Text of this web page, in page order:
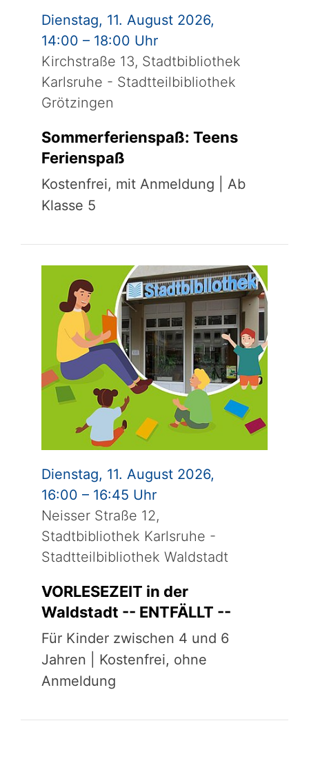
Dienstag, 11. August 2026,
14:00 – 18:00 Uhr
Kirchstraße 13, Stadtbibliothek
Karlsruhe - Stadtteilbibliothek
Grötzingen
Sommerferienspaß: Teens
Ferienspaß
Kostenfrei, mit Anmeldung | Ab
Klasse 5
Dienstag, 11. August 2026,
16:00 – 16:45 Uhr
Neisser Straße 12,
Stadtbibliothek Karlsruhe -
Stadtteilbibliothek Waldstadt
VORLESEZEIT in der
Waldstadt -- ENTFÄLLT --
Für Kinder zwischen 4 und 6
Jahren | Kostenfrei, ohne
Anmeldung